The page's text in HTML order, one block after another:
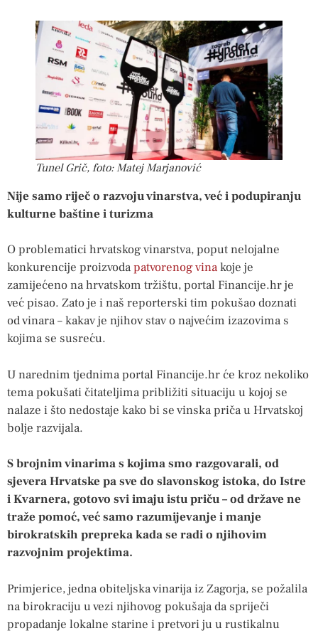
Tunel Grič, foto: Matej Marjanović
Nije samo riječ o razvoju vinarstva, već i podupiranju
kulturne baštine i turizma
O problematici hrvatskog vinarstva, poput nelojalne
konkurencije proizvodapatvorenog vinakoje je
zamijećeno na hrvatskom tržištu, portal Financije.hr je
već pisao. Zato je i naš reporterski tim pokušao doznati
od vinara – kakav je njihov stav o najvećim izazovima s
kojima se susreću.
U narednim tjednima portal Financije.hr će kroz nekoliko
tema pokušati čitateljima približiti situaciju u kojoj se
nalaze i što nedostaje kako bi se vinska priča u Hrvatskoj
bolje razvijala.
S brojnim vinarima s kojima smo razgovarali, od
sjevera Hrvatske pa sve do slavonskog istoka, do Istre
i Kvarnera, gotovo svi imaju istu priču – od države ne
traže pomoć, već samo razumijevanje i manje
birokratskih prepreka kada se radi o njihovim
razvojnim projektima.
Primjerice, jedna obiteljska vinarija iz Zagorja, se požalila
na birokraciju u vezi njihovog pokušaja da spriječi
propadanje lokalne starine i pretvori ju u rustikalnu